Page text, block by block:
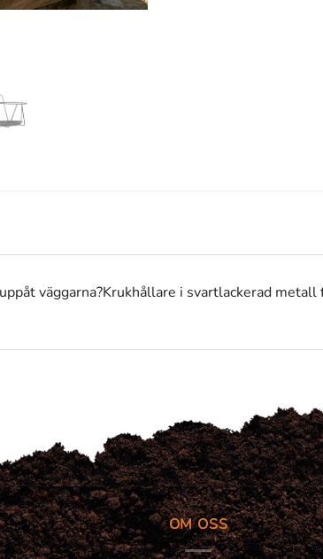
väggarna?Krukhållare i svartlackerad
OM OSS